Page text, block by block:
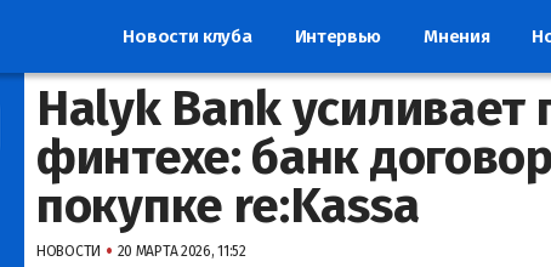
Новости клуба Интервью Мнения
Halyk Bank усиливает
финтехе: банк
покупке re:Kassa
НОВОСТИ • 20 МАРТА 2026, 11:52